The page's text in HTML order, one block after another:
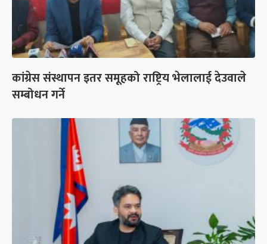
कांग्रेस संस्थापन इतर समूहको राष्ट्रिय भेलालाई देउवाले
सम्बोधन गर्ने